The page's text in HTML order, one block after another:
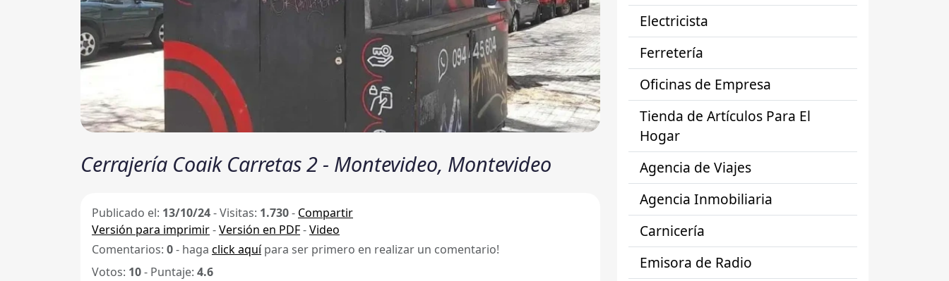
Cerrajería Coaik Carretas 2 - Montevideo, Montevideo
Publicado el: 13/10/24-Visitas: 1.730- Compartir
Versión para imprimir-Versión en PDF-Video
Comentarios: 0- haga click aquípara ser primero en realizar un comentario!
Votos: 10- Puntaje: 4.6
Electricista
Ferretería
Oficinas de Empresa
Tienda de Artículos Para El
Hogar
Agencia de Viajes
Agencia Inmobiliaria
Carnicería
Emisora de Radio